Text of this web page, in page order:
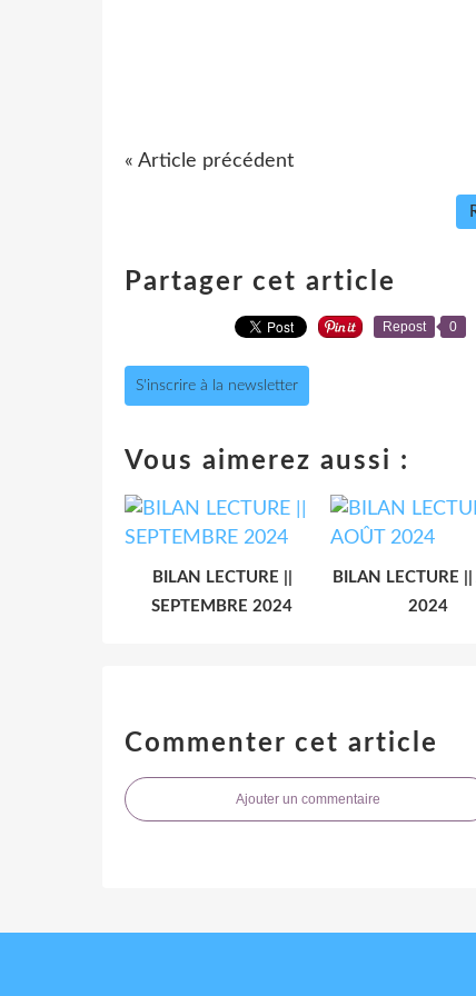
« Article précédent
Partager cet article
Repost 0
S'inscrire à la newsletter
Vous aimerez aussi :
BILAN LECTURE ||
SEPTEMBRE 2024
BILAN LECTURE
2024
Commenter cet article
Ajouter un commentaire